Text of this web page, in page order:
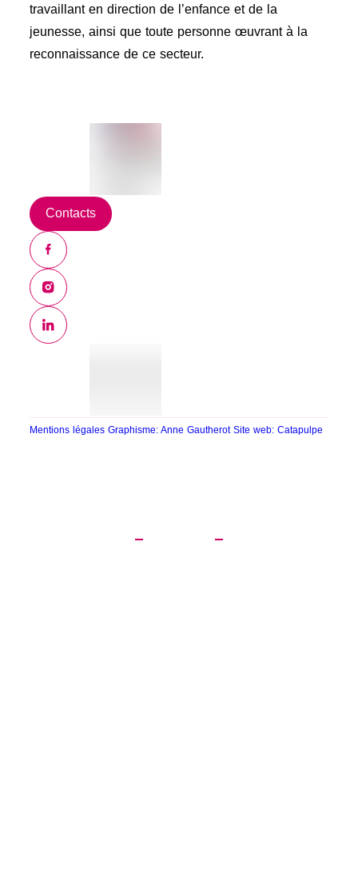
travaillant en direction de l’enfance et de la
jeunesse, ainsi que toute personne œuvrant à la
reconnaissance de ce secteur.
Contacts
Mentions légalesGraphisme: Anne GautherotSite web: Catapulpe